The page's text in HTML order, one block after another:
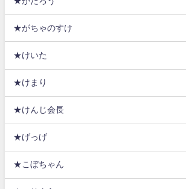
★がちゃのすけ
★けいた
★けまり
★けんじ会長
★げっげ
★こぼちゃん